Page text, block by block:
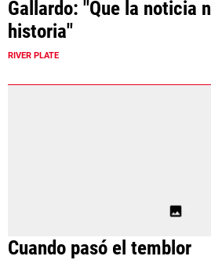
Gallardo: "Que la noticia
historia"
RIVER PLATE
Cuando pasó el temblor